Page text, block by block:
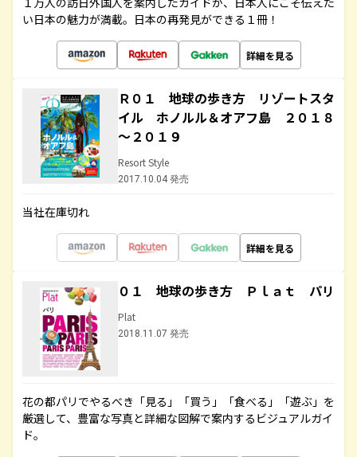
い日本の魅力が満載。日本の再発見ができる１冊！
詳細を見る
Ｒ０１ 地球の歩き方 リゾートスタ
イル ホノルル＆オアフ島 ２０１８
～２０１９
Resort Style
2017.10.04 発売
当社在庫切れ
詳細を見る
０１ 地球の歩き方 Ｐｌａｔ パリ
Plat
2018.11.07 発売
花の都パリでやるべき「見る」「買う」「食べる」「遊ぶ」を
厳選して、豊富な写真と詳細な図解で案内するビジュアルガイ
ド。